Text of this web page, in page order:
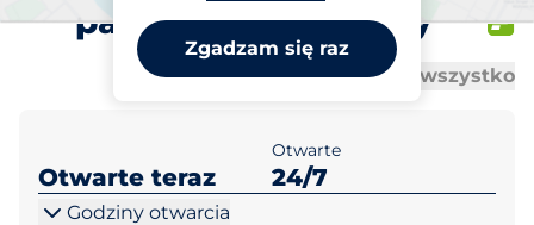
Zgadzam się raz
parking zewnętrzny
Otwórz wszystkoZamknij wszystko
Otwarte teraz
Otwarte
24/7
Godziny otwarcia